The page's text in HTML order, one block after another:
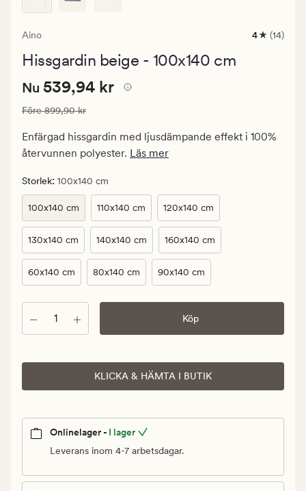
Aino
14
4 (14)
Hissgardin beige - 100x140 cm
Nuvarande
539,94
kr.
Ordinarie
899,90
kr
Nuvarande pris
Nu 539,94 kr
Ordinarie pris 899,90 kr
Före899,90 kr
Enfärgad hissgardin med ljusdämpande effekt i 100%
återvunnen polyester. Läs mer
Storlek: 100x140 cm
100x140 cm 110x140 cm 120x140 cm
130x140 cm 140x140 cm 160x140 cm
60x140 cm 80x140 cm 90x140 cm
Antal Köp
KLICKA & HÄMTA I BUTIK
Onlinelager - I lager
Leverans inom 4-7 arbetsdagar.